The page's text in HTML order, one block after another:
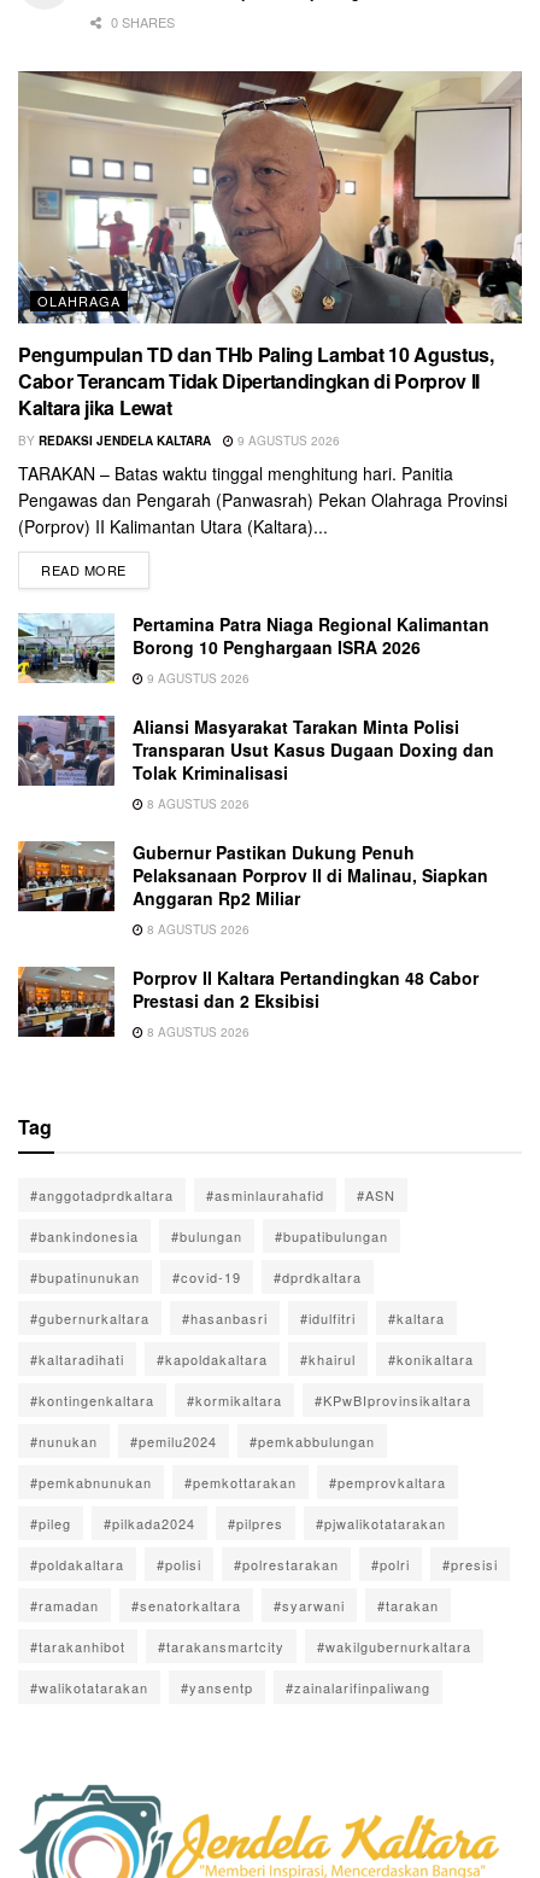
0 SHARES
OLAHRAGA
Pengumpulan TD dan THb Paling Lambat 10 Agustus,
Cabor Terancam Tidak Dipertandingkan di Porprov II
Kaltara jika Lewat
BY REDAKSI JENDELA KALTARA 9 AGUSTUS 2026
TARAKAN – Batas waktu tinggal menghitung hari. Panitia
Pengawas dan Pengarah (Panwasrah) Pekan Olahraga Provinsi
(Porprov) II Kalimantan Utara (Kaltara)...
READ MORE
Pertamina Patra Niaga Regional Kalimantan
Borong 10 Penghargaan ISRA 2026
9 AGUSTUS 2026
Aliansi Masyarakat Tarakan Minta Polisi
Transparan Usut Kasus Dugaan Doxing dan
Tolak Kriminalisasi
8 AGUSTUS 2026
Gubernur Pastikan Dukung Penuh
Pelaksanaan Porprov II di Malinau, Siapkan
Anggaran Rp2 Miliar
8 AGUSTUS 2026
Porprov II Kaltara Pertandingkan 48 Cabor
Prestasi dan 2 Eksibisi
8 AGUSTUS 2026
Tag
#anggotadprdkaltara #asminlaurahafid #ASN
#bankindonesia #bulungan #bupatibulungan
#bupatinunukan #covid-19 #dprdkaltara
#gubernurkaltara #hasanbasri #idulfitri #kaltara
#kaltaradihati #kapoldakaltara #khairul #konikaltara
#kontingenkaltara #kormikaltara #KPwBIprovinsikaltara
#nunukan #pemilu2024 #pemkabbulungan
#pemkabnunukan #pemkottarakan #pemprovkaltara
#pileg #pilkada2024 #pilpres #pjwalikotatarakan
#poldakaltara #polisi #polrestarakan #polri #presisi
#ramadan #senatorkaltara #syarwani #tarakan
#tarakanhibot #tarakansmartcity #wakilgubernurkaltara
#walikotatarakan #yansentp #zainalarifinpaliwang